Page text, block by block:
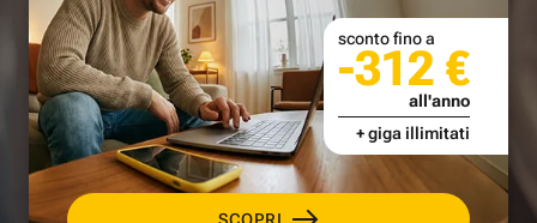
SCOPRI
sconto fino a
-312 €
all'anno
+ giga illimitati